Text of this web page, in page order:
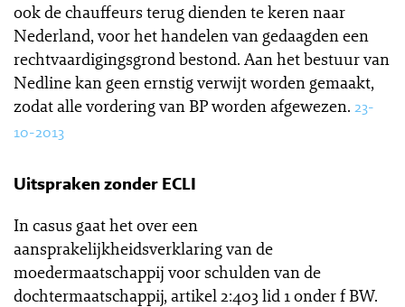
ook de chauffeurs terug dienden te keren naar
Nederland, voor het handelen van gedaagden een
rechtvaardigingsgrond bestond. Aan het bestuur van
Nedline kan geen ernstig verwijt worden gemaakt,
zodat alle vordering van BP worden afgewezen. 23-
10-2013
Uitspraken zonder ECLI
In casus gaat het over een
aansprakelijkheidsverklaring van de
moedermaatschappij voor schulden van de
dochtermaatschappij, artikel 2:403 lid 1 onder f BW.